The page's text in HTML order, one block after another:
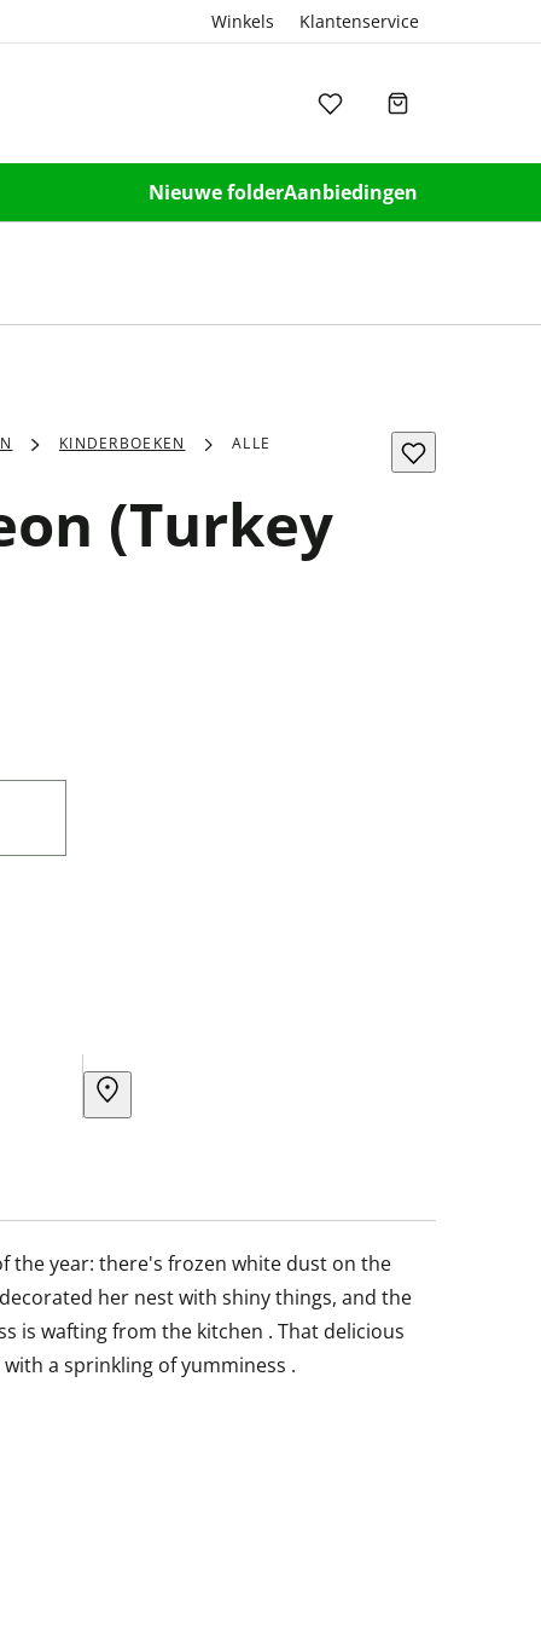
Winkels Klantenservice
Nieuwe folderAanbiedingen
KINDERBOEKEN ALLE
(Turkey
the year: there's frozen white dust on the
her nest with shiny things, and the
is wafting from the kitchen . That delicious
a sprinkling of yumminess .